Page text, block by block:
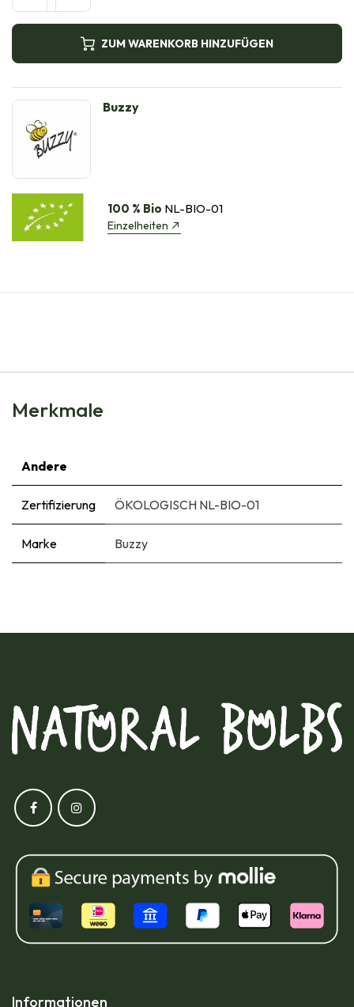
ZUM WARENKORB HINZUFÜGEN
Buzzy
100 % Bio NL-BIO-01
Einzelheiten
Merkmale
Andere
Zertifizierung ÖKOLOGISCH NL-BIO-01
Marke Buzzy
Informationen